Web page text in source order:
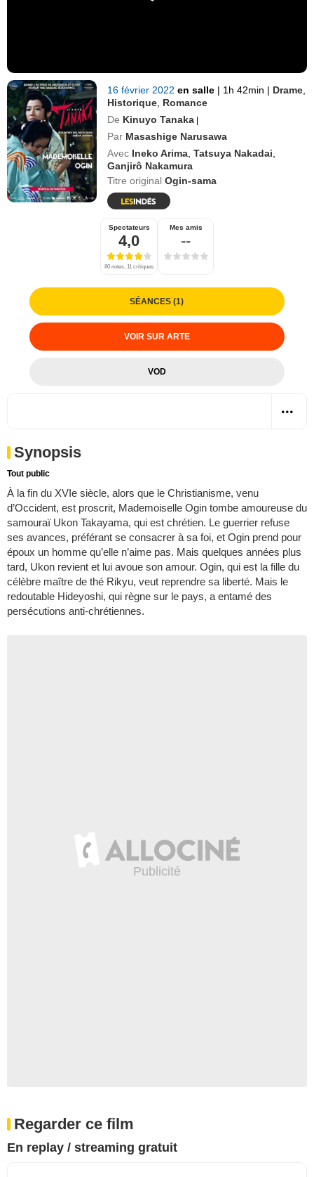
16 février 2022en salle | 1h 42min | Drame
Historique Romance
De Kinuyo Tanaka |
Par Masashige Narusawa
Avec Ineko Arima ,Tatsuya Nakadai
Ganjirô Nakamura
Titre originalOgin-sama
Spectateurs
4,0
80 notes, 11 critiques
Mes amis
--
SÉANCES (1)
VOIR SUR ARTE
VOD
Synopsis
Tout public
À la fin du XVIe siècle, alors que le Christianisme, venu
d’Occident, est proscrit, Mademoiselle Ogin tombe amoureuse du
samouraï Ukon Takayama, qui est chrétien. Le guerrier refuse
ses avances, préférant se consacrer à sa foi, et Ogin prend pour
époux un homme qu’elle n’aime pas. Mais quelques années plus
tard, Ukon revient et lui avoue son amour. Ogin, qui est la fille du
célèbre maître de thé Rikyu, veut reprendre sa liberté. Mais le
redoutable Hideyoshi, qui règne sur le pays, a entamé des
persécutions anti-chrétiennes.
Regarder ce film
En replay / streaming gratuit